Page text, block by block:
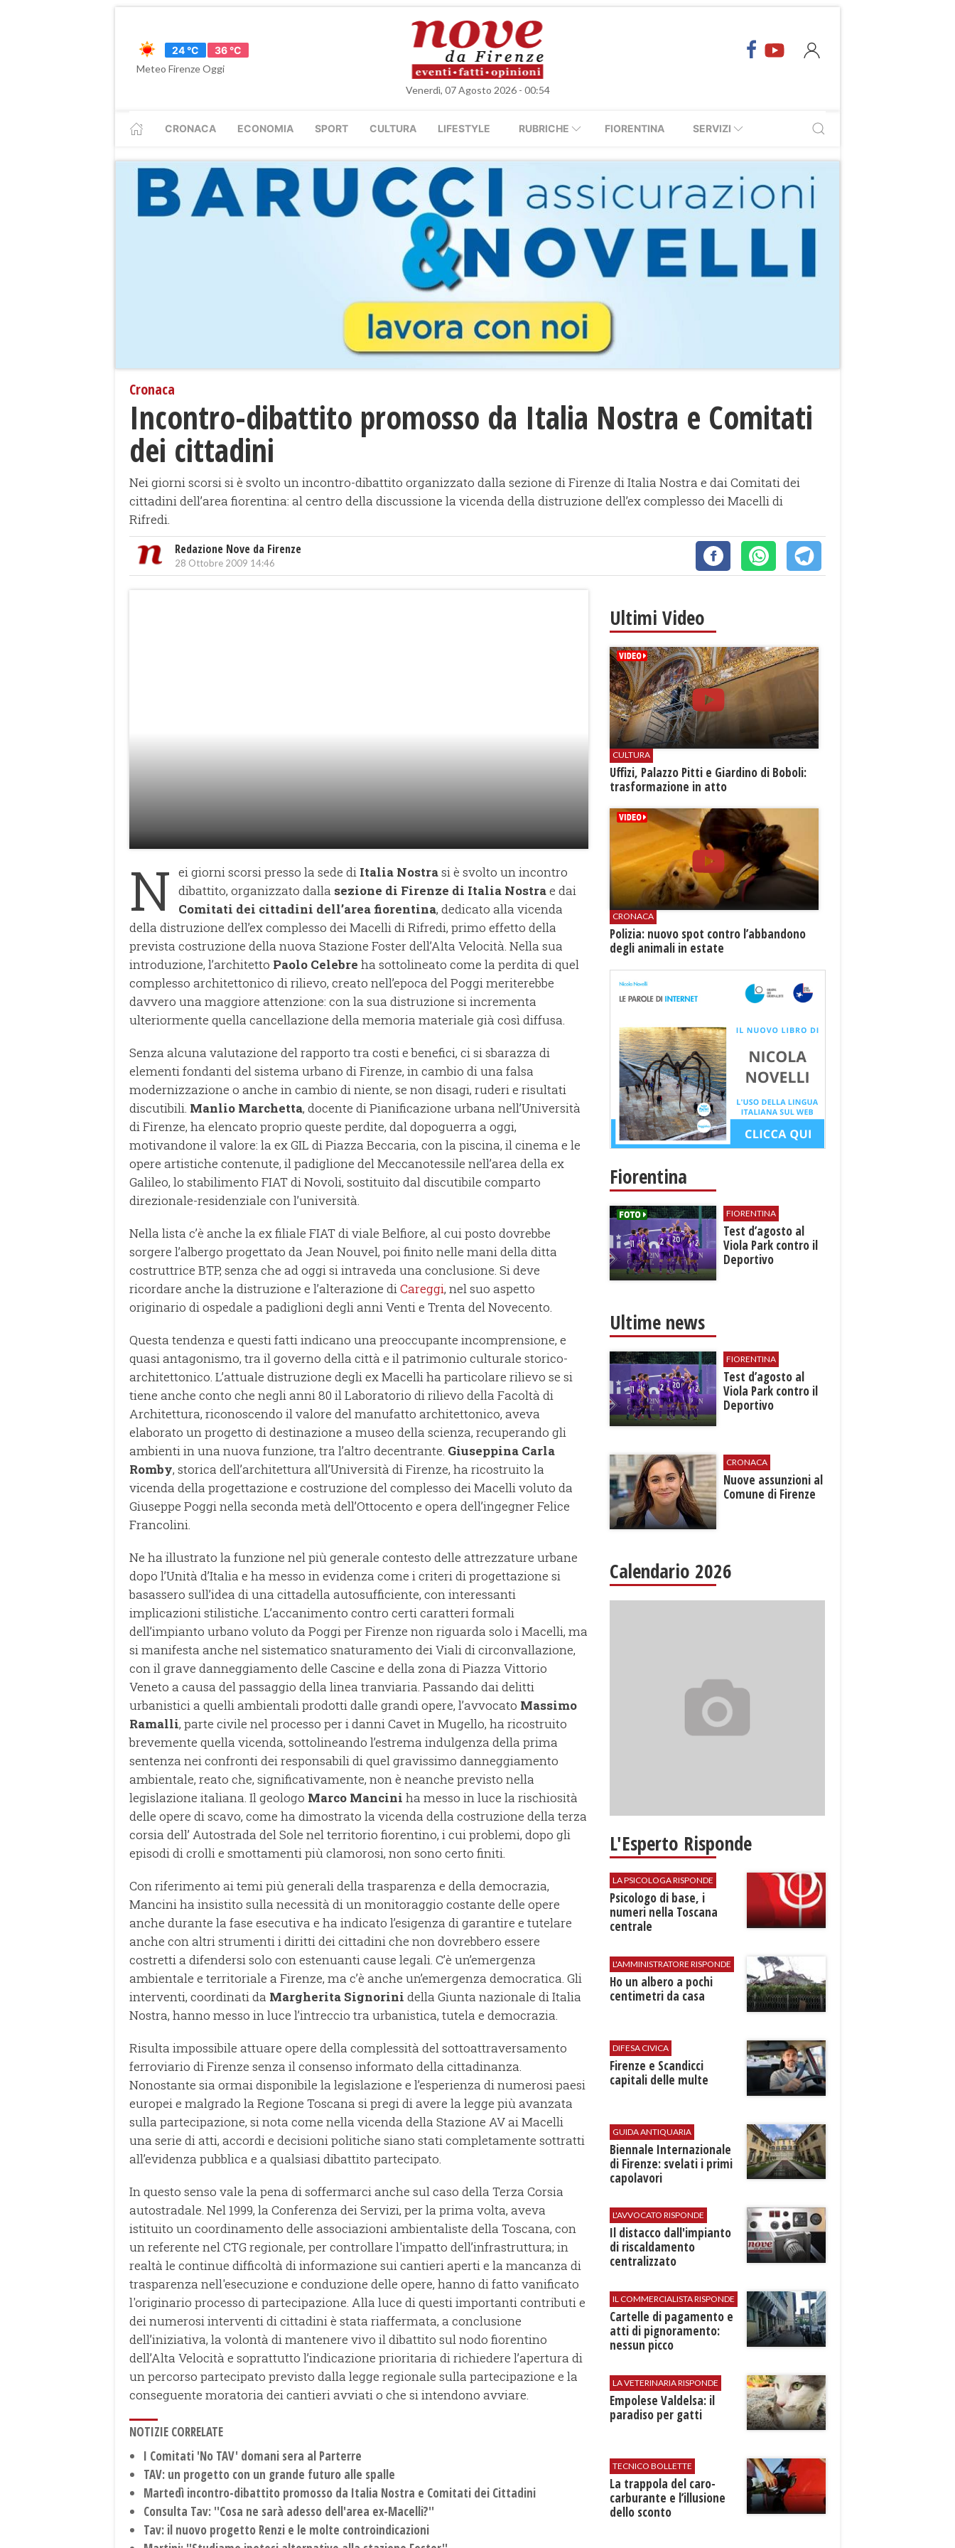
24 °C
36 °C
Meteo Firenze Oggi
Venerdì, 07 Agosto 2026 - 00:54
CRONACA ECONOMIA SPORT CULTURA LIFESTYLE RUBRICHE FIORENTINA SERVIZI
Cronaca
Incontro-dibattito promosso da Italia Nostra e Comitati
dei cittadini
Nei giorni scorsi si è svolto un incontro-dibattito organizzato dalla sezione di Firenze di Italia Nostra e dai Comitati dei
cittadini dell’area fiorentina: al centro della discussione la vicenda della distruzione dell’ex complesso dei Macelli di
Rifredi.
Redazione Nove da Firenze
28 Ottobre 2009 14:46
N ei giorni scorsi presso la sede di Italia Nostrasi è svolto un incontro
dibattito, organizzato dalla sezione di Firenze di Italia Nostrae dai
Comitati dei cittadini dell’area fiorentina, dedicato alla vicenda
della distruzione dell’ex complesso dei Macelli di Rifredi, primo effetto della
prevista costruzione della nuova Stazione Foster dell’Alta Velocità. Nella sua
introduzione, l’architetto Paolo Celebre ha sottolineato come la perdita di quel
complesso architettonico di rilievo, creato nell’epoca del Poggi meriterebbe
davvero una maggiore attenzione: con la sua distruzione si incrementa
ulteriormente quella cancellazione della memoria materiale già così diffusa.
Senza alcuna valutazione del rapporto tra costi e benefici, ci si sbarazza di
elementi fondanti del sistema urbano di Firenze, in cambio di una falsa
modernizzazione o anche in cambio di niente, se non disagi, ruderi e risultati
discutibili. Manlio Marchetta, docente di Pianificazione urbana nell’Università
di Firenze, ha elencato proprio queste perdite, dal dopoguerra a oggi,
motivandone il valore: la ex GIL di Piazza Beccaria, con la piscina, il cinema e le
opere artistiche contenute, il padiglione del Meccanotessile nell’area della ex
Galileo, lo stabilimento FIAT di Novoli, sostituito dal discutibile comparto
direzionale-residenziale con l’università.
Nella lista c’è anche la ex filiale FIAT di viale Belfiore, al cui posto dovrebbe
sorgere l’albergo progettato da Jean Nouvel, poi finito nelle mani della ditta
costruttrice BTP, senza che ad oggi si intraveda una conclusione. Si deve
ricordare anche la distruzione e l’alterazione diCareggi, nel suo aspetto
originario di ospedale a padiglioni degli anni Venti e Trenta del Novecento.
Questa tendenza e questi fatti indicano una preoccupante incomprensione, e
quasi antagonismo, tra il governo della città e il patrimonio culturale storico-
architettonico. L’attuale distruzione degli ex Macelli ha particolare rilievo se si
tiene anche conto che negli anni 80 il Laboratorio di rilievo della Facoltà di
Architettura, riconoscendo il valore del manufatto architettonico, aveva
elaborato un progetto di destinazione a museo della scienza, recuperando gli
ambienti in una nuova funzione, tra l’altro decentrante. Giuseppina Carla
Romby, storica dell’architettura all’Università di Firenze, ha ricostruito la
vicenda della progettazione e costruzione del complesso dei Macelli voluto da
Giuseppe Poggi nella seconda metà dell’Ottocento e opera dell’ingegner Felice
Francolini.
Ne ha illustrato la funzione nel più generale contesto delle attrezzature urbane
dopo l’Unità d’Italia e ha messo in evidenza come i criteri di progettazione si
basassero sull’idea di una cittadella autosufficiente, con interessanti
implicazioni stilistiche. L’accanimento contro certi caratteri formali
dell’impianto urbano voluto da Poggi per Firenze non riguarda solo i Macelli, ma
si manifesta anche nel sistematico snaturamento dei Viali di circonvallazione,
con il grave danneggiamento delle Cascine e della zona di Piazza Vittorio
Veneto a causa del passaggio della linea tranviaria. Passando dai delitti
urbanistici a quelli ambientali prodotti dalle grandi opere, l’avvocato Massimo
Ramalli, parte civile nel processo per i danni Cavet in Mugello, ha ricostruito
brevemente quella vicenda, sottolineando l’estrema indulgenza della prima
sentenza nei confronti dei responsabili di quel gravissimo danneggiamento
ambientale, reato che, significativamente, non è neanche previsto nella
legislazione italiana. Il geologo Marco Mancini ha messo in luce la rischiosità
delle opere di scavo, come ha dimostrato la vicenda della costruzione della terza
corsia dell’ Autostrada del Sole nel territorio fiorentino, i cui problemi, dopo gli
episodi di crolli e smottamenti più clamorosi, non sono certo finiti.
Con riferimento ai temi più generali della trasparenza e della democrazia,
Mancini ha insistito sulla necessità di un monitoraggio costante delle opere
anche durante la fase esecutiva e ha indicato l’esigenza di garantire e tutelare
anche con altri strumenti i diritti dei cittadini che non dovrebbero essere
costretti a difendersi solo con estenuanti cause legali. C’è un’emergenza
ambientale e territoriale a Firenze, ma c’è anche un’emergenza democratica. Gli
interventi, coordinati da Margherita Signorini della Giunta nazionale di Italia
Nostra, hanno messo in luce l’intreccio tra urbanistica, tutela e democrazia.
Risulta impossibile attuare opere della complessità del sottoattraversamento
ferroviario di Firenze senza il consenso informato della cittadinanza.
Nonostante sia ormai disponibile la legislazione e l’esperienza di numerosi paesi
europei e malgrado la Regione Toscana si pregi di avere la legge più avanzata
sulla partecipazione, si nota come nella vicenda della Stazione AV ai Macelli
una serie di atti, accordi e decisioni politiche siano stati completamente sottratti
all’evidenza pubblica e a qualsiasi dibattito partecipato.
In questo senso vale la pena di soffermarci anche sul caso della Terza Corsia
autostradale. Nel 1999, la Conferenza dei Servizi, per la prima volta, aveva
istituito un coordinamento delle associazioni ambientaliste della Toscana, con
un referente nel CTG regionale, per controllare l'impatto dell’infrastruttura; in
realtà le continue difficoltà di informazione sui cantieri aperti e la mancanza di
trasparenza nell'esecuzione e conduzione delle opere, hanno di fatto vanificato
l'originario processo di partecipazione. Alla luce di questi importanti contributi e
dei numerosi interventi di cittadini è stata riaffermata, a conclusione
dell’iniziativa, la volontà di mantenere vivo il dibattito sul nodo fiorentino
dell’Alta Velocità e soprattutto l’indicazione prioritaria di richiedere l’apertura di
un percorso partecipato previsto dalla legge regionale sulla partecipazione e la
conseguente moratoria dei cantieri avviati o che si intendono avviare.
NOTIZIE CORRELATE
I Comitati 'No TAV' domani sera al Parterre
TAV: un progetto con un grande futuro alle spalle
Martedì incontro-dibattito promosso da Italia Nostra e Comitati dei Cittadini
Consulta Tav: ''Cosa ne sarà adesso dell'area ex-Macelli?''
Tav: il nuovo progetto Renzi e le molte controindicazioni
Ultimi Video
CULTURA
Uffizi, Palazzo Pitti e Giardino di Boboli:
trasformazione in atto
CRONACA
Polizia: nuovo spot contro l’abbandono
degli animali in estate
Fiorentina
FIORENTINA
Test d’agosto al
Viola Park contro il
Deportivo
Ultime news
FIORENTINA
Test d’agosto al
Viola Park contro il
Deportivo
CRONACA
Nuove assunzioni al
Comune di Firenze
Calendario 2026
L'Esperto Risponde
LA PSICOLOGA RISPONDE
Psicologo di base, i
numeri nella Toscana
centrale
L'AMMINISTRATORE RISPONDE
Ho un albero a pochi
centimetri da casa
DIFESA CIVICA
Firenze e Scandicci
capitali delle multe
GUIDA ANTIQUARIA
Biennale Internazionale
di Firenze: svelati i primi
capolavori
L'AVVOCATO RISPONDE
Il distacco dall'impianto
di riscaldamento
centralizzato
IL COMMERCIALISTA RISPONDE
Cartelle di pagamento e
atti di pignoramento:
nessun picco
LA VETERINARIA RISPONDE
Empolese Valdelsa: il
paradiso per gatti
TECNICO BOLLETTE
​La trappola del caro-
carburante e l’illusione
dello sconto